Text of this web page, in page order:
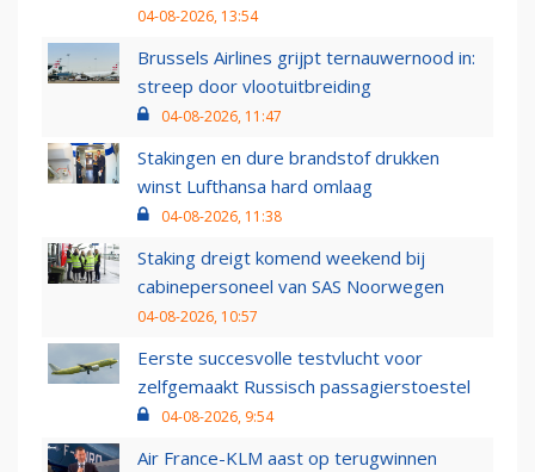
04-08-2026, 13:54
Brussels Airlines grijpt ternauwernood in:
streep door vlootuitbreiding
04-08-2026, 11:47
Stakingen en dure brandstof drukken
winst Lufthansa hard omlaag
04-08-2026, 11:38
Staking dreigt komend weekend bij
cabinepersoneel van SAS Noorwegen
04-08-2026, 10:57
Eerste succesvolle testvlucht voor
zelfgemaakt Russisch passagierstoestel
04-08-2026, 9:54
Air France-KLM aast op terugwinnen